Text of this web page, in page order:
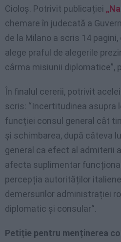
Cioloș. Potrivit publicației
chemare în judecată a
de la Milano a scris 14
alege praful de alegerile
cârma misiunii diplomatice”,
În finalul cererii, potrivit
scris: “Incertitudinea asupra
funcției consul general cât
și schimbarea, după câteva
general ca efect al admiterii
afecta suplimentar
percepția autorităților
demersurilor administrației
diplomatic și consular“.
Petiție pentru menținerea